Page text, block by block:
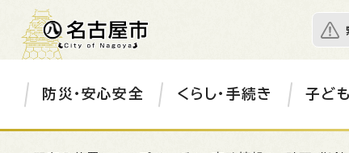
防災・安心安全 くらし・手続き 子ど